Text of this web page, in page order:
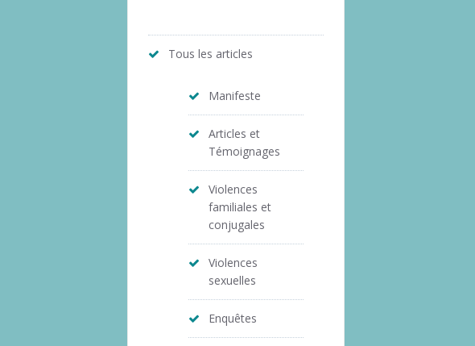
Tous les articles
Manifeste
Articles et
Témoignages
Violences
familiales et
conjugales
Violences
sexuelles
Enquêtes